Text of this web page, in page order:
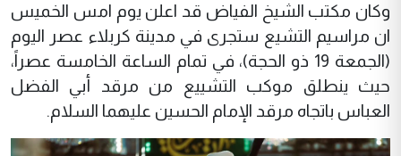
وكان مكتب الشيخ الفياض قد اعلن يوم امس الخميس
ان مراسيم التشيع ستجرى في مدينة كربلاء عصر اليوم
(الجمعة 19 ذو الحجة)، في تمام الساعة الخامسة عصراً،
حيث ينطلق موكب التشييع من مرقد أبي الفضل
العباس باتجاه مرقد الإمام الحسين عليهما السلام.